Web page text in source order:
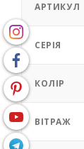
АРТИКУЛ
СЕРІЯ
КОЛІР
ВІТРАЖ